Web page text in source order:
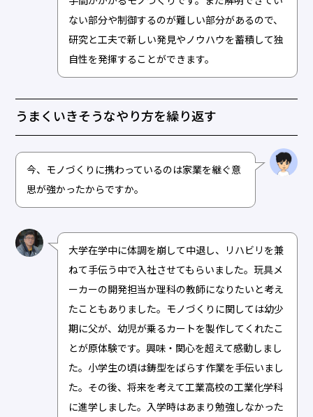
ない部分や制御するのが難しい部分があるので、
研究と工夫で新しい発見やノウハウを蓄積して独
自性を発揮することができます。
うまくいきそうなやり方を繰り返す
今、モノづくりに携わっているのは家業を継ぐ意
思が強かったからですか。
大学在学中に体調を崩して中退し、リハビリを兼
ねて手伝う中で入社させてもらいました。玩具メ
ーカーの開発担当か理科の教師になりたいと考え
たこともありました。モノづくりに関しては幼少
期に父が、幼児が乗るカートを製作してくれたこ
とが原体験です。興味・関心を超えて感動しまし
た。小学生の頃は鋳型をばらす作業を手伝いまし
た。その後、将来を考えて工業高校の工業化学科
に進学しました。入学時はあまり勉強しなかった